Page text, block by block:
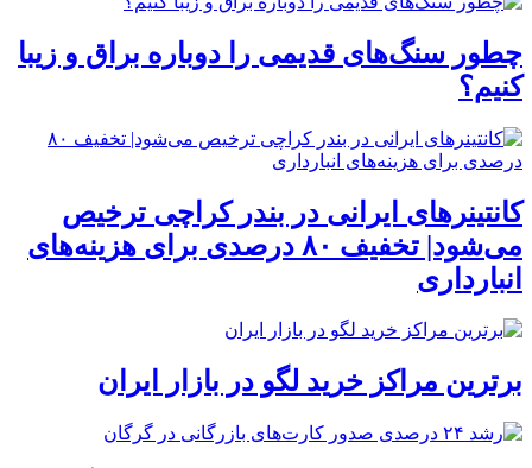
چطور سنگ‌های قدیمی را دوباره براق و زیبا
کنیم؟
کانتینرهای ایرانی در بندر کراچی ترخیص
می‌شود| تخفیف ۸۰ درصدی برای هزینه‌های
انبارداری
برترین مراکز خرید لگو در بازار ایران